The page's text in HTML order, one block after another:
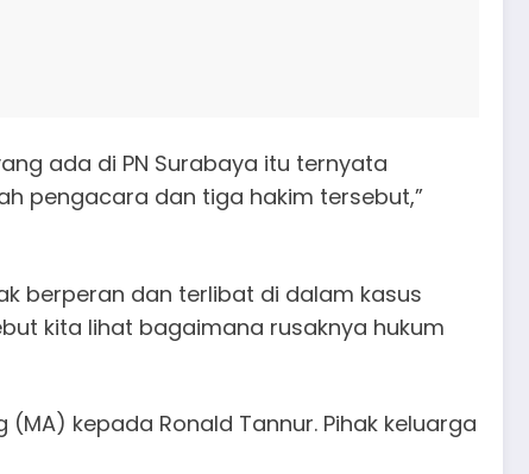
ada di PN Surabaya itu ternyata
pengacara dan tiga hakim tersebut,”
berperan dan terlibat di dalam kasus
kita lihat bagaimana rusaknya hukum
kepada Ronald Tannur. Pihak keluarga